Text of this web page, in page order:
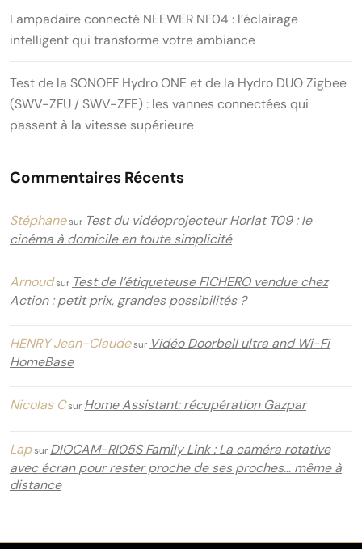
Lampadaire connecté NEEWER NF04 : l’éclairage
intelligent qui transforme votre ambiance
Test de la SONOFF Hydro ONE et de la Hydro DUO Zigbee
(SWV-ZFU / SWV-ZFE) : les vannes connectées qui
passent à la vitesse supérieure
Commentaires Récents
Stéphanesur Test du vidéoprojecteur Horlat T09 : le
cinéma à domicile en toute simplicité
Arnoudsur Test de l’étiqueteuse FICHERO vendue chez
Action : petit prix, grandes possibilités ?
HENRY Jean-Claudesur Vidéo Doorbell ultra and Wi-Fi
HomeBase
Nicolas Csur Home Assistant: récupération Gazpar
Lapsur DIOCAM-RI05S Family Link : La caméra rotative
avec écran pour rester proche de ses proches… même à
distance